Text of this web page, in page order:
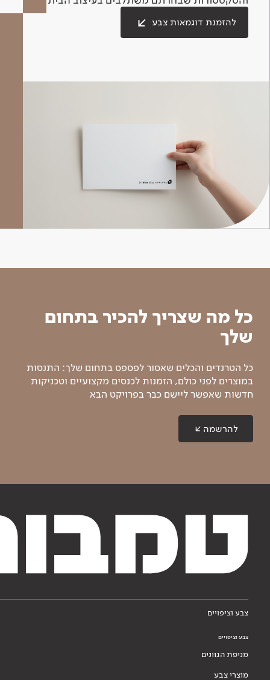
להזמנת דוגמאות צבע
כל מה שצריך להכיר בתחום
שלך
כל הטרנדים והכלים שאסור לפספס בתחום שלך: התנסות
במוצרים לפני כולם, הזמנות לכנסים מקצועיים וטכניקות
חדשות שאפשר ליישם כבר בפרויקט הבא
להרשמה
צבע וציפויים
צבע וציפויים
מניפת הגוונים
מוצרי צבע